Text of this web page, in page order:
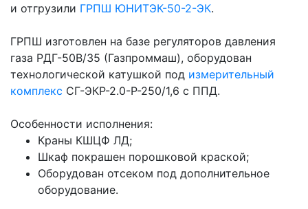
и отгрузили ГРПШ ЮНИТЭК-50-2-ЭК.
ГРПШ изготовлен на базе регуляторов давления
газа РДГ-50В/35 (Газпроммаш), оборудован
технологической катушкой под измерительный
комплекс СГ-ЭКР-2.0-Р-250/1,6 с ППД.
Особенности исполнения:
Краны КШЦФ ЛД;
Шкаф покрашен порошковой краской;
Оборудован отсеком под дополнительное
оборудование.